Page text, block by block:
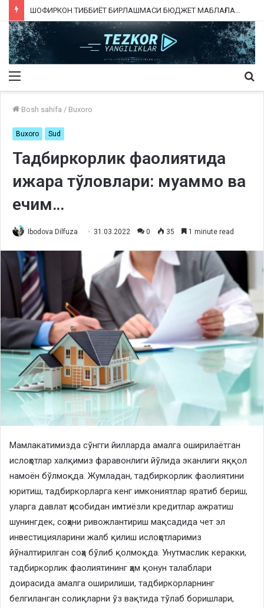
ШОФИРКОН ТИББИЁТ БИРЛАШМАСИ БЮДЖЕТ МАБЛАҒЛАРИНИ ТАЛОН-ТАРОЖ ҚИЛИНГАНИ РОСТМИ?
Menu
Bosh sahifa / Buxoro
Buxoro Sud
Тадбиркорлик фаолиятида
ижара тўловлари: муаммо ва
ечим…
Ibodova Dilfuza 31.03.2022 0 35 1 minute read
Мамлакатимизда сўнгги йилларда амалга оширилаётган
ислоҳотлар халқимиз фаравонлиги йўлида эканлиги яққол
намоён бўлмоқда. Жумладан, тадбиркорлик фаолиятини
юритиш, тадбиркорларга кенг имкониятлар яратиб бериш,
уларга давлат ҳисобидан имтиёзли кредитлар ажратиш
шунингдек, соҳани ривожлантириш мақсадида чет эл
инвестицияларини жалб қилиш ислоҳотларимиз
йўналтирилган соҳа бўлиб қолмоқда. Унутмаслик керакки,
тадбиркорлик фаолиятининг ҳам қонун талаблари
доирасида амалга оширилиши, тадбиркорларнинг
белгиланган солиқларни ўз вақтида тўлаб боришлари,